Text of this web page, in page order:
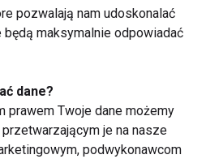
pozwalają nam udoskonalać
będą maksymalnie odpowiadać
dane?
prawem Twoje dane możemy
je na nasze
podwykonawcom